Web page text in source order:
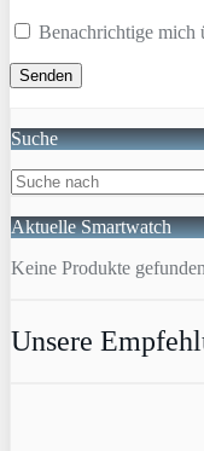
Benachrichtige mich
Suche
Aktuelle Smartwatch
Keine Produkte
Unsere